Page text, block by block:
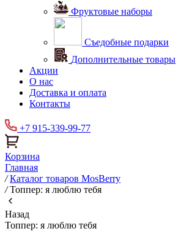
Фруктовые наборы
Съедобные подарки
Дополнительные товары
Акции
О нас
Доставка и оплата
Контакты
+7 915-339-99-77
Корзина
Главная
/ Каталог товаров MosBerry
/ Топпер: я люблю тебя
Назад
Топпер: я люблю тебя